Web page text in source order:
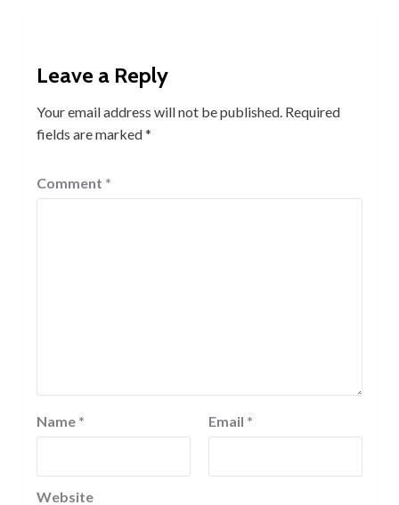
Leave a Reply
Your email address will not be published. Required
fields are marked*
Comment *
Name * Email *
Website